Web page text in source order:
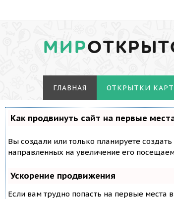
МИР
ГЛАВНАЯ ОТКРЫТКИ
Как продвинуть сайт на первые
Вы создали или только планируете
направленных на увеличение его
Ускорение продвижения
Если вам трудно попасть на первые места